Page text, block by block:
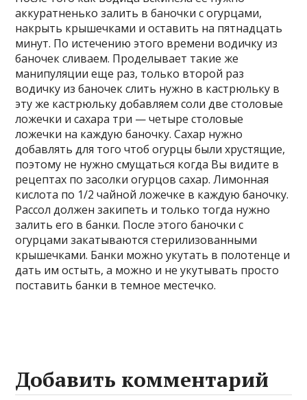
аккуратненько залить в баночки с огурцами,
накрыть крышечками и оставить на пятнадцать
минут. По истечению этого времени водичку из
баночек сливаем. Проделывает такие же
манипуляции еще раз, только второй раз
водичку из баночек слить нужно в кастрюльку в
эту же кастрюльку добавляем соли две столовые
ложечки и сахара три — четыре столовые
ложечки на каждую баночку. Сахар нужно
добавлять для того чтоб огурцы были хрустящие,
поэтому не нужно смущаться когда Вы видите в
рецептах по засолки огурцов сахар. Лимонная
кислота по 1/2 чайной ложечке в каждую баночку.
Рассол должен закипеть и только тогда нужно
залить его в банки. После этого баночки с
огурцами закатываются стерилизованными
крышечками. Банки можно укутать в полотенце и
дать им остыть, а можно и не укутывать просто
поставить банки в темное местечко.
Добавить комментарий